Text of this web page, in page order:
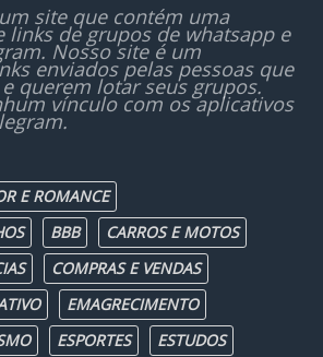
site que contém uma
links de grupos de whatsapp e
Nosso site é um
enviados pelas pessoas que
querem lotar seus grupos.
vínculo com os aplicativos
E ROMANCE
BBB
CARROS E MOTOS
COMPRAS E VENDAS
EMAGRECIMENTO
ESPORTES
ESTUDOS